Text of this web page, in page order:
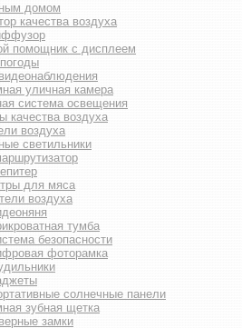
домом
качества воздуха
помощник с дисплеем
уличная камера
система освещения
качества воздуха
воздуха
светильники
для мяса
воздуха
тумба
безопасности
фоторамка
солнечные панели
зубная щетка
замки